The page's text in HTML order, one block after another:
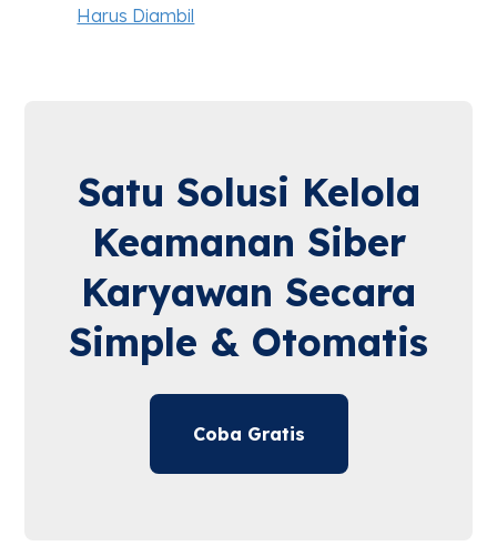
Harus Diambil
Satu Solusi Kelola
Keamanan Siber
Karyawan Secara
Simple & Otomatis
Coba Gratis